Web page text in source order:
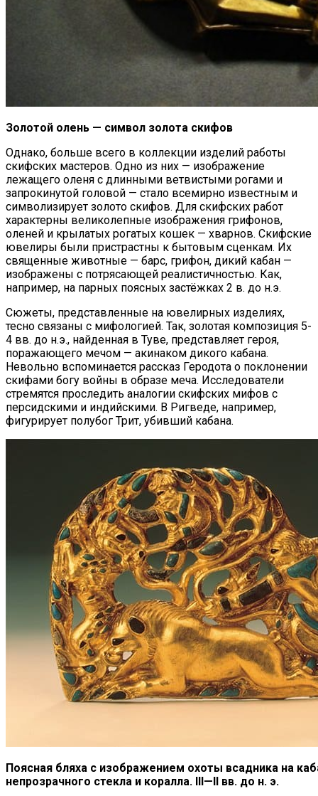
Золотой олень — символ золота скифов
Однако, больше всего в коллекции изделий работы
скифских мастеров. Одно из них — изображение
лежащего оленя с длинными ветвистыми рогами и
запрокинутой головой — стало всемирно известным и
символизирует золото скифов. Для скифских работ
характерны великолепные изображения грифонов,
оленей и крылатых рогатых кошек — хварнов. Скифские
ювелиры были пристрастны к бытовым сценкам. Их
священные животные — барс, грифон, дикий кабан —
изображены с потрясающей реалистичностью. Как,
например, на парных поясных застёжках 2 в. до н.э.
Сюжеты, представленные на ювелирных изделиях,
тесно связаны с мифологией. Так, золотая композиция 5-
4 вв. до н.э., найденная в Туве, представляет героя,
поражающего мечом — акинаком дикого кабана.
Невольно вспоминается рассказ Геродота о поклонении
скифами богу войны в образе меча. Исследователи
стремятся проследить аналогии скифских мифов с
персидскими и индийскими. В Ригведе, например,
фигурирует полубог Трит, убивший кабана.
Поясная бляха с изображением охоты всадника на
непрозрачного стекла и коралла. III—II вв. до н. э.